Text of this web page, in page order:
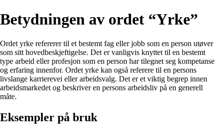
Betydningen av ordet “Yrke”
Ordet yrke refererer til et bestemt fag eller jobb som en person utøver
som sitt hovedbeskjeftigelse. Det er vanligvis knyttet til en bestemt
type arbeid eller profesjon som en person har tilegnet seg kompetanse
og erfaring innenfor. Ordet yrke kan også referere til en persons
livslange karrierevei eller arbeidsvalg. Det er et viktig begrep innen
arbeidsmarkedet og beskriver en persons arbeidsliv på en generell
måte.
Eksempler på bruk